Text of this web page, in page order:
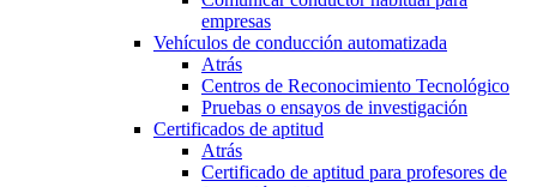
empresas
Vehículos de conducción automatizada
Atrás
Centros de Reconocimiento Tecnológico
Pruebas o ensayos de investigación
Certificados de aptitud
Atrás
Certificado de aptitud para profesores de